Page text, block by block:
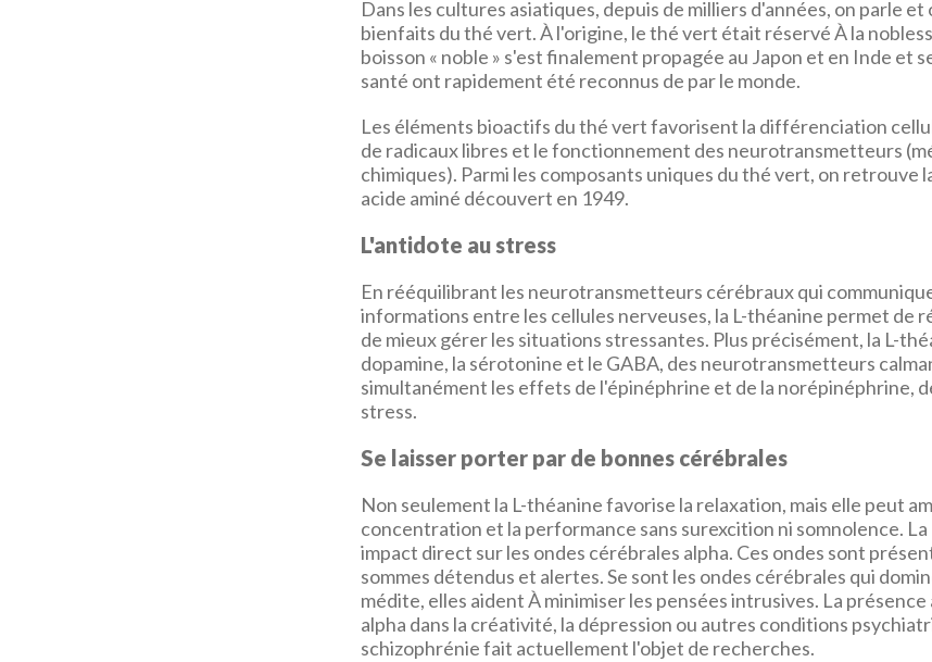
Dans les cultures asiatiques, depuis de milliers d'années, on parle
bienfaits du thé vert. À l'origine, le thé vert était réservé À la
boisson « noble » s'est finalement propagée au Japon et en Inde et
santé ont rapidement été reconnus de par le monde.
Les éléments bioactifs du thé vert favorisent la différenciation
de radicaux libres et le fonctionnement des neurotransmetteurs
chimiques). Parmi les composants uniques du thé vert, on retrouve
acide aminé découvert en 1949.
L'antidote au stress
En rééquilibrant les neurotransmetteurs cérébraux qui
informations entre les cellules nerveuses, la L-théanine permet de
de mieux gérer les situations stressantes. Plus précisément, la L-
dopamine, la sérotonine et le GABA, des neurotransmetteurs
simultanément les effets de l'épinéphrine et de la norépinéphrine,
stress.
Se laisser porter par de bonnes cérébrales
Non seulement la L-théanine favorise la relaxation, mais elle peut
concentration et la performance sans surexcition ni somnolence. La
impact direct sur les ondes cérébrales alpha. Ces ondes sont
sommes détendus et alertes. Se sont les ondes cérébrales qui
médite, elles aident À minimiser les pensées intrusives. La
alpha dans la créativité, la dépression ou autres conditions
schizophrénie fait actuellement l'objet de recherches.